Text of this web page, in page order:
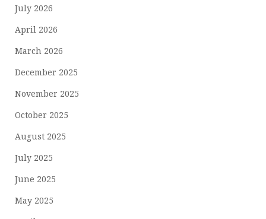
July 2026
April 2026
March 2026
December 2025
November 2025
October 2025
August 2025
July 2025
June 2025
May 2025